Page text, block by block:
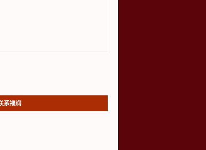
系福润